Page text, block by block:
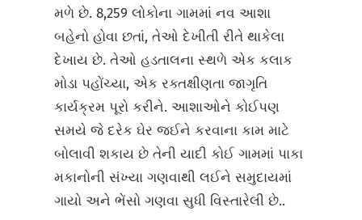
મળે છે. 8,259 લોકોના ગામમાં નવ આશા
બહેનો હોવા છતાં, તેઓ દેખીતી રીતે થાકેલા
દેખાય છે. તેઓ હડતાલના સ્થળે એક કલાક
મોડા પહોંચ્યા, એક રક્તક્ષીણતા જાગૃતિ
કાર્યક્રમ પૂરો કરીને. આશાઓને કોઈપણ
સમયે જે દરેક ઘેર જઈને કરવાના કામ માટે
બોલાવી શકાય છે તેની યાદી કોઈ ગામમાં પાકા
મકાનોની સંખ્યા ગણવાથી લઈને સમુદાયમાં
ગાયો અને ભેંસો ગણવા સુધી વિસ્તારેલી છે..